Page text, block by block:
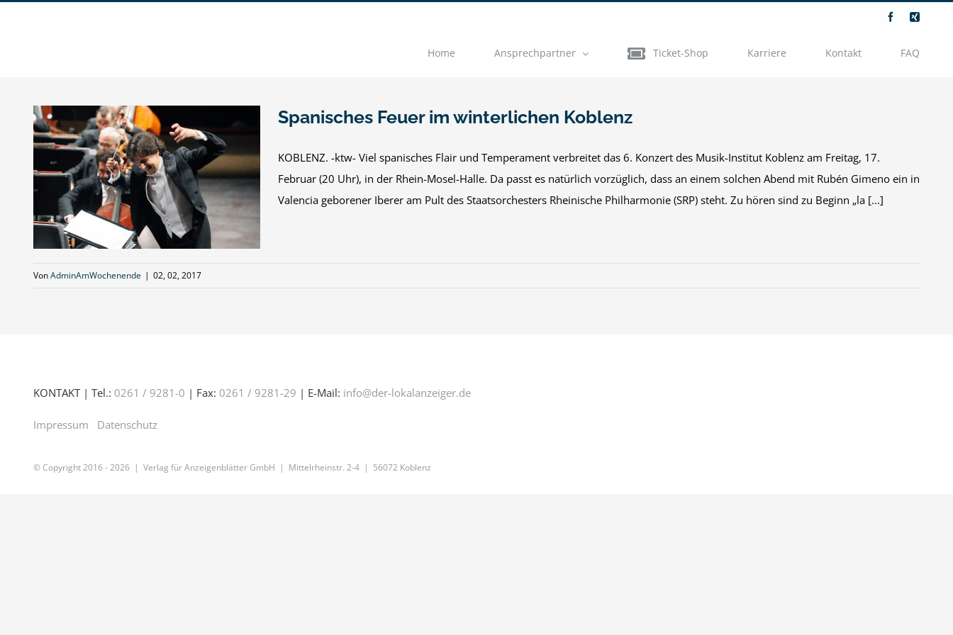
Facebook
Xing
Home Ansprechpartner Ticket-Shop Karriere Kontakt FAQ
Spanisches Feuer im winterlichen Koblenz
KOBLENZ. -ktw- Viel spanisches Flair und Temperament verbreitet das 6. Konzert des Musik-Institut Koblenz am Freitag, 17.
Februar (20 Uhr), in der Rhein-Mosel-Halle. Da passt es natürlich vorzüglich, dass an einem solchen Abend mit Rubén Gimeno ein in
Valencia geborener Iberer am Pult des Staatsorchesters Rheinische Philharmonie (SRP) steht. Zu hören sind zu Beginn „la [...]
VonAdminAmWochenende | 02, 02, 2017
KONTAKT | Tel.: 0261 / 9281-0 | Fax: 0261 / 9281-29 | E-Mail: info@der-lokalanzeiger.de
Impressum Datenschutz
© Copyright 2016 -2026 | Verlag für Anzeigenblätter GmbH | Mittelrheinstr. 2-4 | 56072 Koblenz